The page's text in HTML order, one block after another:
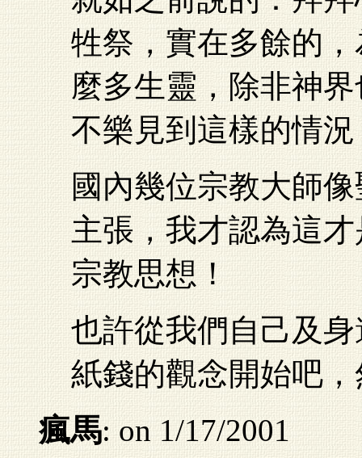
牲祭，實在多餘的
麼多生靈，除非神
不樂見到這樣的情況
國內幾位宗教大師
主張，我才認為這
宗教思想！
也許從我們自己及
紙錢的觀念開始吧
瘋馬: on 1/17/2001